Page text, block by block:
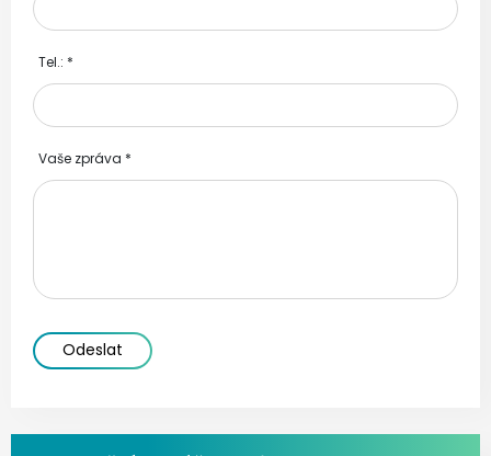
Tel.: *
Vaše zpráva *
Odeslat